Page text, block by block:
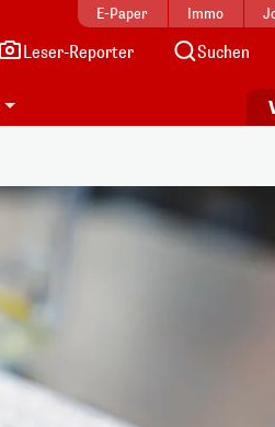
E-Paper Immo
Leser-Reporter Suchen